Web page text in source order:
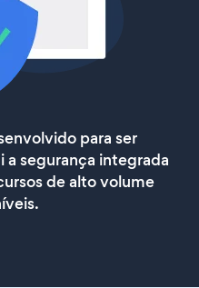
para ser
a segurança integrada
de alto volume